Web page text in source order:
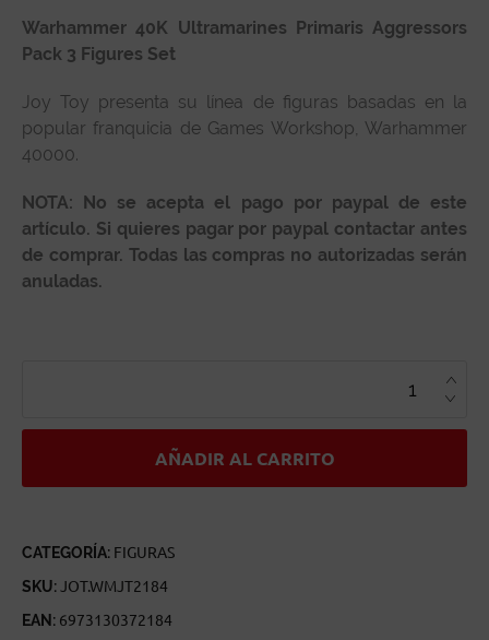
Warhammer 40K Ultramarines Primaris Aggressors
Pack 3 Figures Set
Joy Toy presenta su línea de figuras basadas en la
popular franquicia de Games Workshop, Warhammer
40000.
NOTA: No se acepta el pago por paypal de este
artículo. Si quieres pagar por paypal contactar antes
de comprar. Todas las compras no autorizadas serán
anuladas.
PACK
AÑADIR AL CARRITO
CATEGORÍA: FIGURAS
SKU:JOT.WMJT2184
EAN: 6973130372184